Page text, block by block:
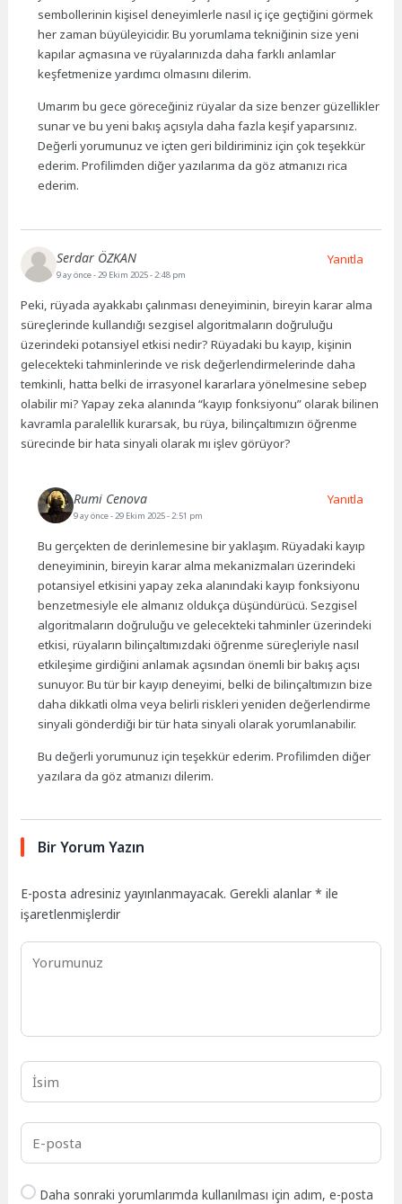
sembollerinin kişisel deneyimlerle nasıl iç içe geçtiğini görmek
her zaman büyüleyicidir. Bu yorumlama tekniğinin size yeni
kapılar açmasına ve rüyalarınızda daha farklı anlamlar
keşfetmenize yardımcı olmasını dilerim.
Umarım bu gece göreceğiniz rüyalar da size benzer güzellikler
sunar ve bu yeni bakış açısıyla daha fazla keşif yaparsınız.
Değerli yorumunuz ve içten geri bildiriminiz için çok teşekkür
ederim. Profilimden diğer yazılarıma da göz atmanızı rica
ederim.
Serdar ÖZKAN
9 ay önce- 29 Ekim 2025 - 2:48 pm
Peki, rüyada ayakkabı çalınması deneyiminin, bireyin karar alma
süreçlerinde kullandığı sezgisel algoritmaların doğruluğu
üzerindeki potansiyel etkisi nedir? Rüyadaki bu kayıp, kişinin
gelecekteki tahminlerinde ve risk değerlendirmelerinde daha
temkinli, hatta belki de irrasyonel kararlara yönelmesine sebep
olabilir mi? Yapay zeka alanında “kayıp fonksiyonu” olarak bilinen
kavramla paralellik kurarsak, bu rüya, bilinçaltımızın öğrenme
sürecinde bir hata sinyali olarak mı işlev görüyor?
Yanıtla
Rumi Cenova
9 ay önce- 29 Ekim 2025 - 2:51 pm
Bu gerçekten de derinlemesine bir yaklaşım. Rüyadaki kayıp
deneyiminin, bireyin karar alma mekanizmaları üzerindeki
potansiyel etkisini yapay zeka alanındaki kayıp fonksiyonu
benzetmesiyle ele almanız oldukça düşündürücü. Sezgisel
algoritmaların doğruluğu ve gelecekteki tahminler üzerindeki
etkisi, rüyaların bilinçaltımızdaki öğrenme süreçleriyle nasıl
etkileşime girdiğini anlamak açısından önemli bir bakış açısı
sunuyor. Bu tür bir kayıp deneyimi, belki de bilinçaltımızın bize
daha dikkatli olma veya belirli riskleri yeniden değerlendirme
sinyali gönderdiği bir tür hata sinyali olarak yorumlanabilir.
Bu değerli yorumunuz için teşekkür ederim. Profilimden diğer
yazılara da göz atmanızı dilerim.
Yanıtla
Bir Yorum Yazın
E-posta adresiniz yayınlanmayacak. Gerekli alanlar* ile
işaretlenmişlerdir
Daha sonraki yorumlarımda kullanılması için adım, e-posta